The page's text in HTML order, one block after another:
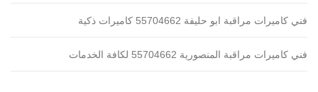
فني كاميرات مراقبة ابو حليفة 55704662 كاميرات ذكية
فني كاميرات مراقبة المنصورية 55704662 لكافة الخدمات